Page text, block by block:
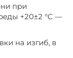
при
+20±2 °C —
на изгиб, в